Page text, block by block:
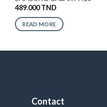
489.000TND
READ MORE
Contact